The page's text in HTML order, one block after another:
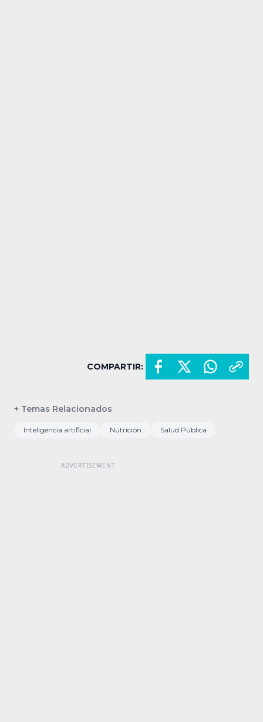
COMPARTIR:
+ Temas Relacionados
Inteligencia artificial Nutrición Salud Pública